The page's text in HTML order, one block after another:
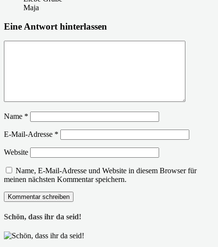
Maja
Eine Antwort hinterlassen
Name *
E-Mail-Adresse *
Website
Name, E-Mail-Adresse und Website in diesem Browser für
meinen nächsten Kommentar speichern.
Schön, dass ihr da seid!